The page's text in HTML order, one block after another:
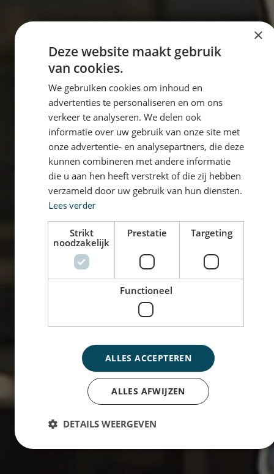
×
Deze website maakt gebruik
van cookies.
We gebruiken cookies om inhoud en
advertenties te personaliseren en om ons
verkeer te analyseren. We delen ook
informatie over uw gebruik van onze site met
onze advertentie- en analysepartners, die deze
kunnen combineren met andere informatie
die u aan hen heeft verstrekt of die zij hebben
verzameld door uw gebruik van hun diensten.
Lees verder
Strikt
noodzakelijk
Prestatie Targeting
Functioneel
ALLES ACCEPTEREN
ALLES AFWIJZEN
DETAILS WEERGEVEN